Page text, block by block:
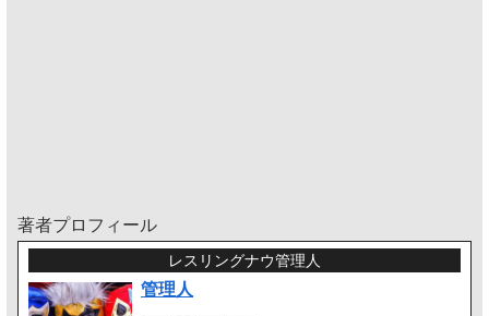
著者プロフィール
レスリングナウ管理人
管理人